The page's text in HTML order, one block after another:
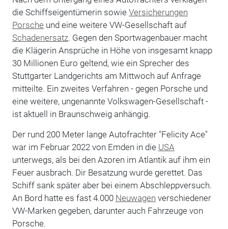
die Schiffseigentümerin sowie Versicherungen
Porsche und eine weitere VW-Gesellschaft auf
Schadenersatz. Gegen den Sportwagenbauer macht
die Klägerin Ansprüche in Höhe von insgesamt knapp
30 Millionen Euro geltend, wie ein Sprecher des
Stuttgarter Landgerichts am Mittwoch auf Anfrage
mitteilte. Ein zweites Verfahren - gegen Porsche und
eine weitere, ungenannte Volkswagen-Gesellschaft -
ist aktuell in Braunschweig anhängig.
Der rund 200 Meter lange Autofrachter "Felicity Ace"
war im Februar 2022 von Emden in die USA
unterwegs, als bei den Azoren im Atlantik auf ihm ein
Feuer ausbrach. Dir Besatzung wurde gerettet. Das
Schiff sank später aber bei einem Abschleppversuch.
An Bord hatte es fast 4.000 Neuwagen verschiedener
VW-Marken gegeben, darunter auch Fahrzeuge von
Porsche.